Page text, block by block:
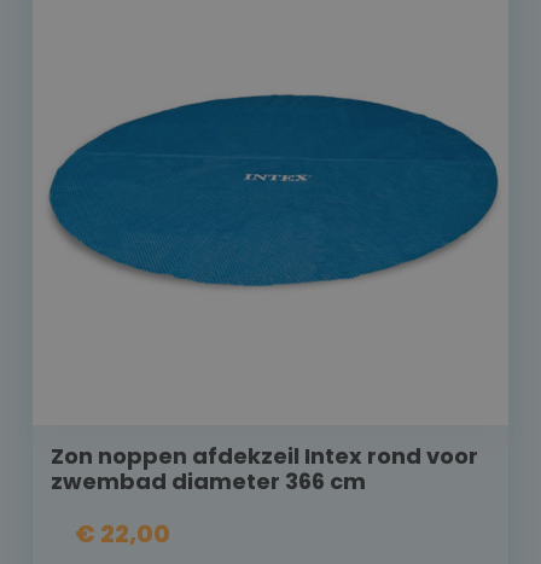
Zon noppen afdekzeil Intex rond voor
zwembad diameter 366 cm
€ 22,00